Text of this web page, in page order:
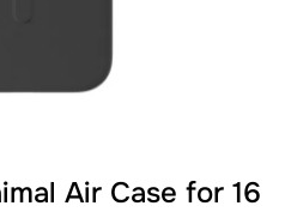
Air Case for 16